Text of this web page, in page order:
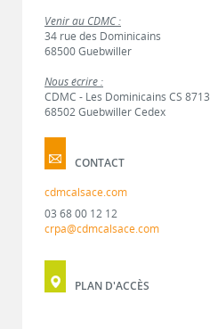
Venir au CDMC :
34 rue des Dominicains
68500 Guebwiller
Nous écrire :
CDMC - Les Dominicains CS 8713
68502 Guebwiller Cedex
CONTACT
cdmcalsace.com
03 68 00 12 12
crpa@cdmcalsace.com
PLAN D'ACCÈS